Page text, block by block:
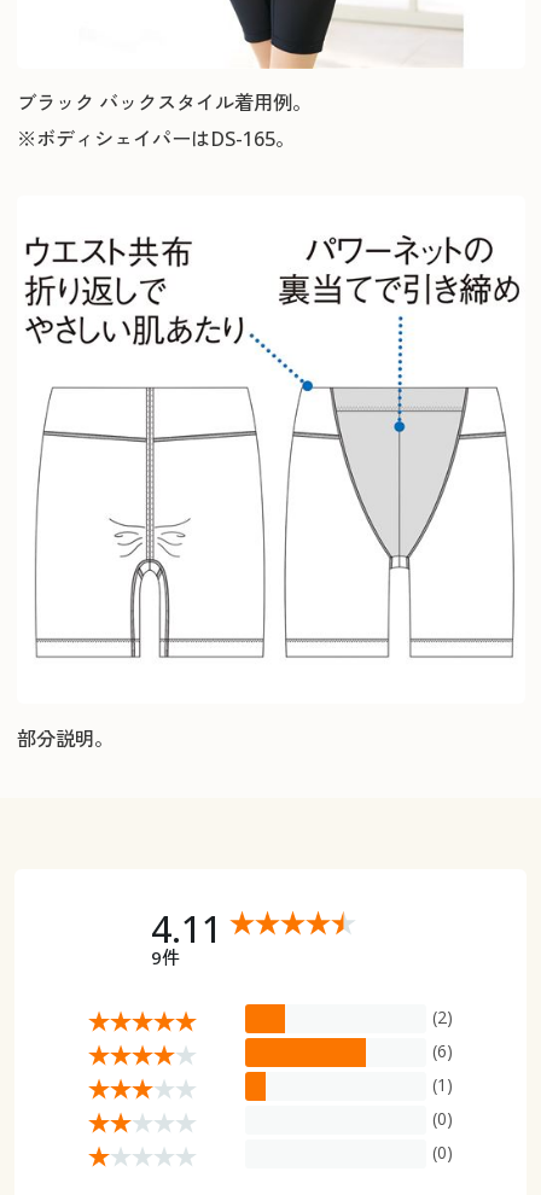
ブラック バックスタイル着用例。
※ボディシェイパーはDS-165。
部分説明。
4.11
9件
(2)
(6)
(1)
(0)
(0)